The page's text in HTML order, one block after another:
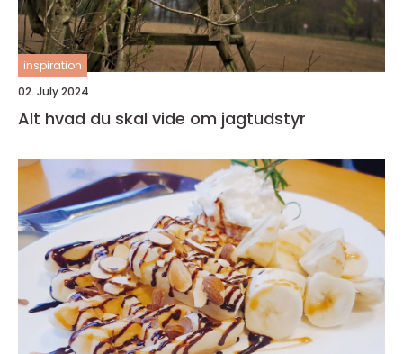
inspiration
02. July 2024
Alt hvad du skal vide om jagtudstyr